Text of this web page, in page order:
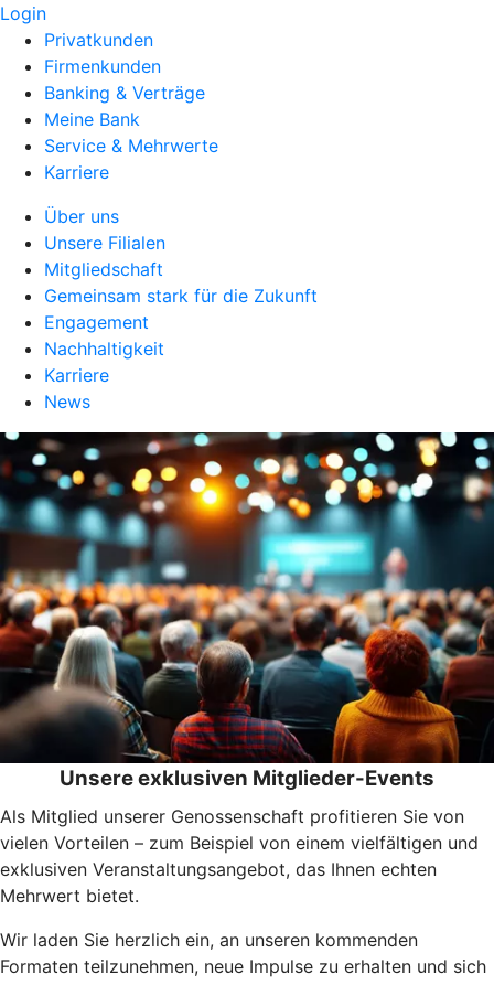
Login
Privatkunden
Firmenkunden
Banking & Verträge
Meine Bank
Service & Mehrwerte
Karriere
Über uns
Unsere Filialen
Mitgliedschaft
Gemeinsam stark für die Zukunft
Engagement
Nachhaltigkeit
Karriere
News
Unsere exklusiven Mitglieder-Events
Als Mitglied unserer Genossenschaft profitieren Sie von
vielen Vorteilen – zum Beispiel von einem vielfältigen und
exklusiven Veranstaltungsangebot, das Ihnen echten
Mehrwert bietet.
Wir laden Sie herzlich ein, an unseren kommenden
Formaten teilzunehmen, neue Impulse zu erhalten und sich